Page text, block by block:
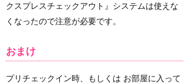
クスプレスチェックアウト』システムは使えな
くなったので注意が必要です。
おまけ
プリチェックイン時、もしくは お部屋に入って